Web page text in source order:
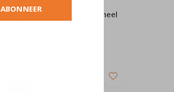
ABONNEER
Rena Opbergmand Small kaneel